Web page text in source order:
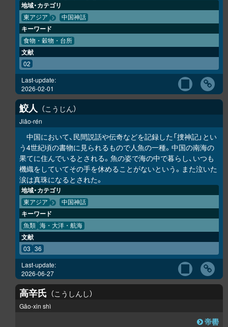
地域・カテゴリ
東アジア 中国神話
キーワード
食物・穀物・台所
文献
02
Last-update:
2026-02-01
鮫人 こうじん
Jiāo-rén
中国において、民間説話や伝奇などを記録した「捜神記」とい
う4世紀頃の書物に見られるもので人魚の一種。中国の南海の
果てに住んでいるとされる。魚の姿で海の中で暮らし、いつも
機織をしていてその手を休めることがないという。また泣いた
涙は真珠になるとされた。
地域・カテゴリ
東アジア 中国神話
キーワード
魚類 海・大洋・航海
文献
03 36
Last-update:
2026-06-27
高辛氏 こうしんし
Gāo-xin shì
帝嚳